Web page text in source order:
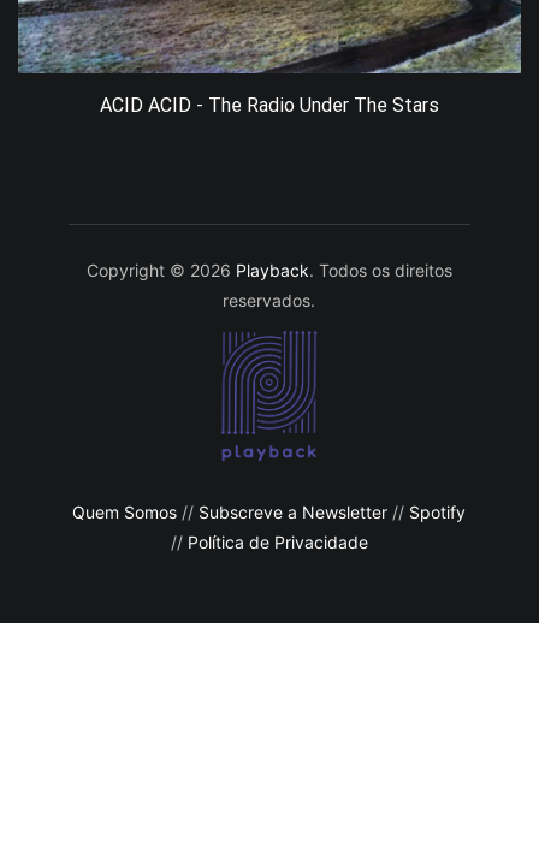
ACID ACID - The Radio Under The Stars
Copyright © 2026 Playback. Todos os direitos
reservados.
Quem Somos // Subscreve a Newsletter // Spotify
// Política de Privacidade